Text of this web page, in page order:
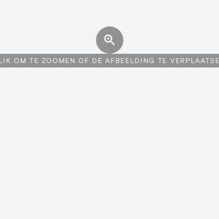
OM TE ZOOMEN OF DE AFBEELDING TE